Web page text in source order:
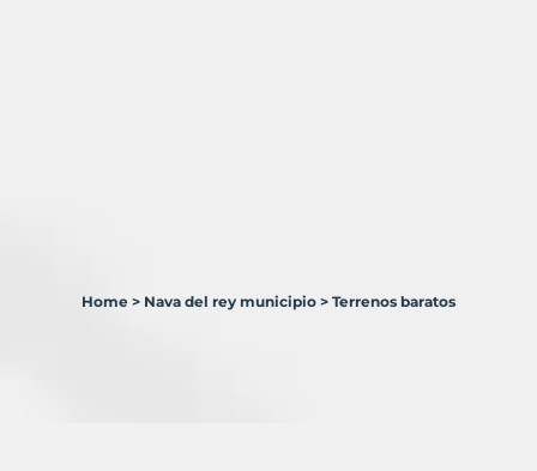
Home > Nava del rey municipio > Terrenos baratos